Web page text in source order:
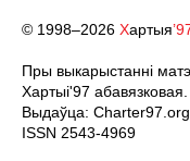
© 1998–2026 Хартыя
Пры выкарыстанні
Хартыi'97 абавязковая.
Выдаўца:
ISSN 2543-4969